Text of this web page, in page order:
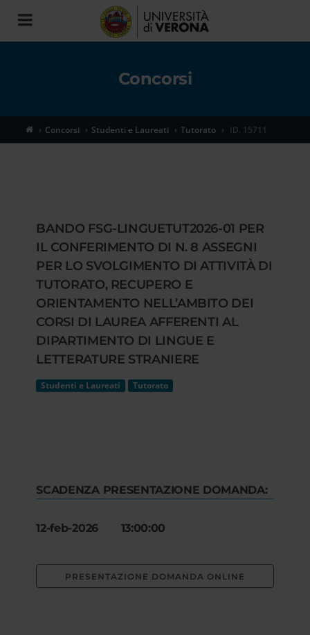
Toggle
navigation
Concorsi
Concorsi Studenti e Laureati Tutorato ID. 15711
BANDO FSG-LINGUETUT2026-01 PER
IL CONFERIMENTO DI N. 8 ASSEGNI
PER LO SVOLGIMENTO DI ATTIVITÀ DI
TUTORATO, RECUPERO E
ORIENTAMENTO NELL’AMBITO DEI
CORSI DI LAUREA AFFERENTI AL
DIPARTIMENTO DI LINGUE E
LETTERATURE STRANIERE
Studenti e Laureati Tutorato
SCADENZA PRESENTAZIONE DOMANDA:
12-feb-2026 13:00:00
PRESENTAZIONE DOMANDA ONLINE